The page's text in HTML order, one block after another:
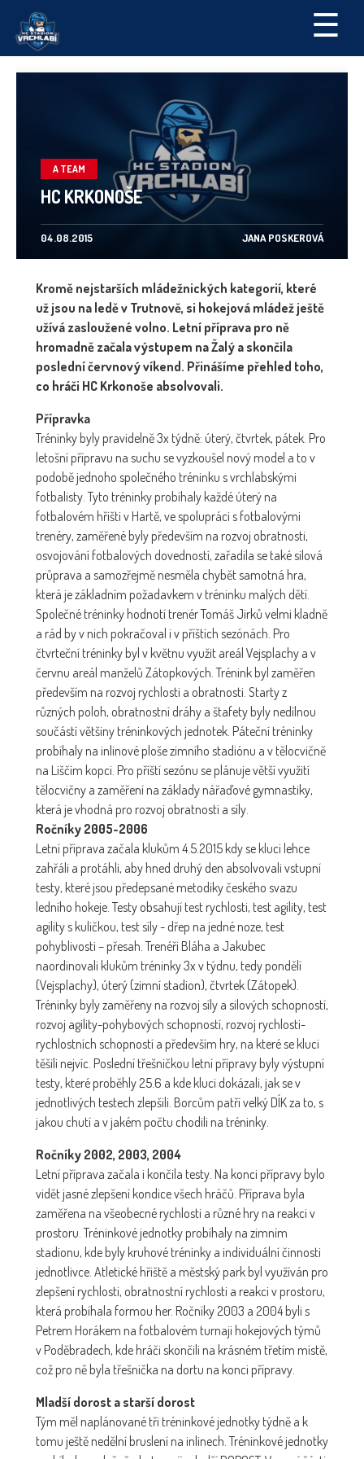
☰
A TEAM
HC KRKONOŠE
04.08.2015 JANA POSKEROVÁ
Kromě nejstarších mládežnických kategorií, které
už jsou na ledě v Trutnově, si hokejová mládež ještě
užívá zasloužené volno. Letní příprava pro ně
hromadně začala výstupem na Žalý a skončila
poslední červnový víkend. Přinášíme přehled toho,
co hráči HC Krkonoše absolvovali.
Přípravka
Tréninky byly pravidelně 3x týdně: úterý, čtvrtek, pátek. Pro
letošní přípravu na suchu se vyzkoušel nový model a to v
podobě jednoho společného tréninku s vrchlabskými
fotbalisty. Tyto tréninky probíhaly každé úterý na
fotbalovém hřišti v Hartě, ve spolupráci s fotbalovými
trenéry, zaměřené byly především na rozvoj obratnosti,
osvojování fotbalových dovedností, zařadila se také silová
průprava a samozřejmě nesměla chybět samotná hra,
která je základním požadavkem v tréninku malých dětí.
Společné tréninky hodnotí trenér Tomáš Jirků velmi kladně
a rád by v nich pokračoval i v příštích sezónách. Pro
čtvrteční tréninky byl v květnu využit areál Vejsplachy a v
červnu areál manželů Zátopkových. Trénink byl zaměřen
především na rozvoj rychlosti a obratnosti. Starty z
různých poloh, obratnostní dráhy a štafety byly nedílnou
součástí většiny tréninkových jednotek. Páteční tréninky
probíhaly na inlinové ploše zimního stadiónu a v tělocvičně
na Liščím kopci. Pro příští sezónu se plánuje větší využití
tělocvičny a zaměření na základy nářaďové gymnastiky,
která je vhodná pro rozvoj obratnosti a síly.
Ročníky 2005-2006
Letní příprava začala klukům 4.5.2015 kdy se kluci lehce
zahřáli a protáhli, aby hned druhý den absolvovali vstupní
testy, které jsou předepsané metodiky českého svazu
ledního hokeje. Testy obsahují test rychlosti, test agility, test
agility s kuličkou, test síly - dřep na jedné noze, test
pohyblivosti – přesah. Trenéři Bláha a Jakubec
naordinovali klukům tréninky 3x v týdnu, tedy pondělí
(Vejsplachy), úterý (zimní stadion), čtvrtek (Zátopek).
Tréninky byly zaměřeny na rozvoj síly a silových schopností,
rozvoj agility-pohybových schopností, rozvoj rychlosti-
rychlostních schopností a především hry, na které se kluci
těšili nejvíc. Poslední třešničkou letní přípravy byly výstupní
testy, které proběhly 25.6 a kde kluci dokázali, jak se v
jednotlivých testech zlepšili. Borcům patří velký DÍK za to, s
jakou chutí a v jakém počtu chodili na tréninky.
Ročníky 2002, 2003, 2004
Letní příprava začala i končila testy. Na konci přípravy bylo
vidět jasné zlepšení kondice všech hráčů. Příprava byla
zaměřena na všeobecné rychlosti a různé hry na reakci v
prostoru. Tréninkové jednotky probíhaly na zimním
stadionu, kde byly kruhové tréninky a individuální činnosti
jednotlivce. Atletické hřiště a městský park byl využíván pro
zlepšení rychlosti, obratnostní rychlosti a reakci v prostoru,
která probíhala formou her. Ročníky 2003 a 2004 byli s
Petrem Horákem na fotbalovém turnaji hokejových týmů
v Poděbradech, kde hráči skončili na krásném třetím místě,
což pro ně byla třešnička na dortu na konci přípravy.
Mladší dorost a starší dorost
Tým měl naplánované tři tréninkové jednotky týdně a k
tomu ještě nedělní bruslení na inlinech. Tréninkové jednotky